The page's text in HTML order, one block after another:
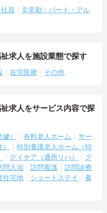
員
非常勤・パート・アル
求人を施設業態で探す
在宅医療 その他
求人をサービス内容で探
） 有料老人ホーム
サー
特別養護老人ホーム（特
デイケア（通所リハ）
グ
問入浴 訪問看護
訪問診療
住宅地 ショートステイ
養